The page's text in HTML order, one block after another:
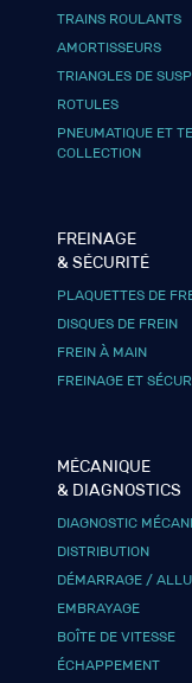
TRAINS ROULANTS
AMORTISSEURS
TRIANGLES DE
ROTULES
PNEUMATIQUE ET
COLLECTION
FREINAGE
& SÉCURITÉ
PLAQUETTES DE
DISQUES DE FREIN
FREIN À MAIN
FREINAGE ET
MÉCANIQUE
& DIAGNOSTICS
DIAGNOSTIC
DISTRIBUTION
DÉMARRAGE /
EMBRAYAGE
BOÎTE DE VITESSE
ÉCHAPPEMENT